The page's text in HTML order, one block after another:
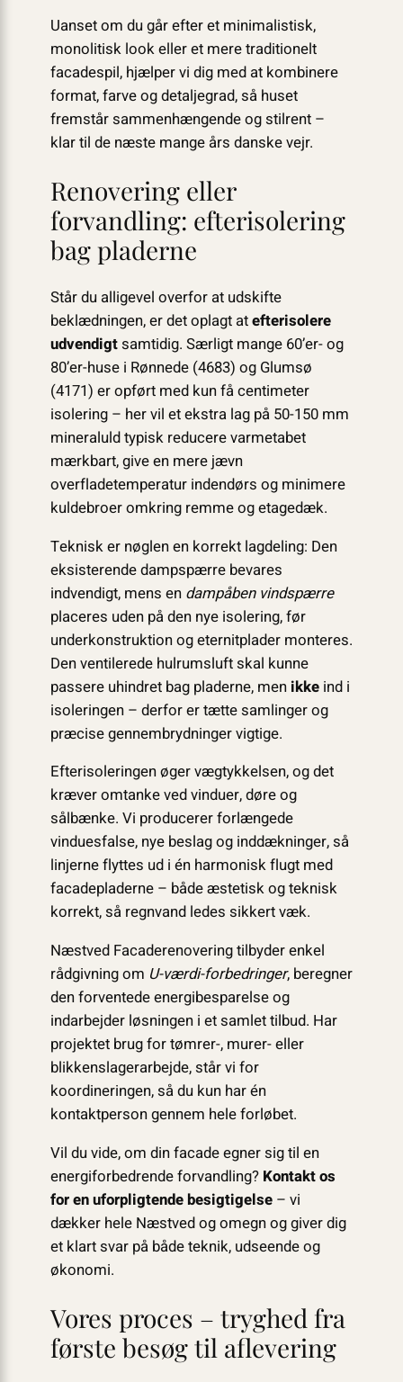
Uanset om du går efter et minimalistisk,
monolitisk look eller et mere traditionelt
facadespil, hjælper vi dig med at kombinere
format, farve og detaljegrad, så huset
fremstår sammenhængende og stilrent –
klar til de næste mange års danske vejr.
Renovering eller
forvandling: efterisolering
bag pladerne
Står du alligevel overfor at udskifte
beklædningen, er det oplagt atefterisolere
udvendigtsamtidig. Særligt mange 60’er- og
80’er-huse i Rønnede (4683) og Glumsø
(4171) er opført med kun få centimeter
isolering – her vil et ekstra lag på 50-150 mm
mineraluld typisk reducere varmetabet
mærkbart, give en mere jævn
overfladetemperatur indendørs og minimere
kuldebroer omkring remme og etagedæk.
Teknisk er nøglen en korrekt lagdeling: Den
eksisterende dampspærre bevares
indvendigt, mens en dampåben vindspærre
placeres uden på den nye isolering, før
underkonstruktion og eternitplader monteres.
Den ventilerede hulrumsluft skal kunne
passere uhindret bag pladerne, men ikkeind i
isoleringen – derfor er tætte samlinger og
præcise gennembrydninger vigtige.
Efterisoleringen øger vægtykkelsen, og det
kræver omtanke ved vinduer, døre og
sålbænke. Vi producerer forlængede
vinduesfalse, nye beslag og inddækninger, så
linjerne flyttes ud i én harmonisk flugt med
facadepladerne – både æstetisk og teknisk
korrekt, så regnvand ledes sikkert væk.
Næstved Facaderenovering tilbyder enkel
rådgivning om U-værdi-forbedringer, beregner
den forventede energibesparelse og
indarbejder løsningen i et samlet tilbud. Har
projektet brug for tømrer-, murer- eller
blikkenslagerarbejde, står vi for
koordineringen, så du kun har én
kontaktperson gennem hele forløbet.
Vil du vide, om din facade egner sig til en
energiforbedrende forvandling? Kontakt os
for en uforpligtende besigtigelse– vi
dækker hele Næstved og omegn og giver dig
et klart svar på både teknik, udseende og
økonomi.
Vores proces – tryghed fra
første besøg til aflevering